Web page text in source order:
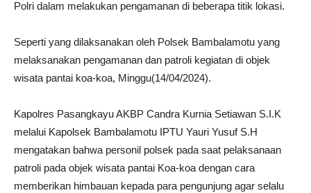
Polri dalam melakukan pengamanan di beberapa titik lokasi.
Seperti yang dilaksanakan oleh Polsek Bambalamotu yang
melaksanakan pengamanan dan patroli kegiatan di objek
wisata pantai koa-koa, Minggu(14/04/2024).
Kapolres Pasangkayu AKBP Candra Kurnia Setiawan S.I.K
melalui Kapolsek Bambalamotu IPTU Yauri Yusuf S.H
mengatakan bahwa personil polsek pada saat pelaksanaan
patroli pada objek wisata pantai Koa-koa dengan cara
memberikan himbauan kepada para pengunjung agar selalu